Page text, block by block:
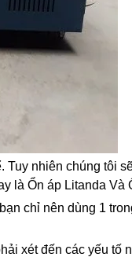
Tuy nhiên chúng tôi
là Ổn áp Litanda Và
chỉ nên dùng 1
xét đến các yếu tố